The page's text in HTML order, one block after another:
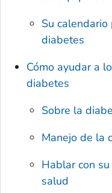
Su
diabetes
Cómo ayudar a
diabetes
Sobre la
Manejo de la
Hablar con
salud